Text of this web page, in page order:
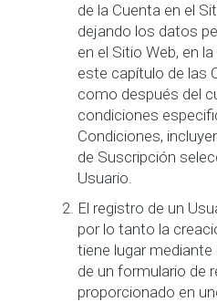
de la Cuenta en el
dejando los datos
en el Sitio Web, en
este capítulo de las
como después del
condiciones
Condiciones,
de Suscripción
Usuario.
El registro de un
por lo tanto la
tiene lugar
de un formulario de
proporcionado en